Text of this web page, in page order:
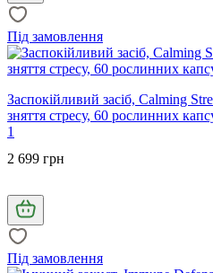
Під замовлення
Заспокійливий засіб, Calming
зняття стресу, 60 рослинних
1
2 699 грн
Під замовлення